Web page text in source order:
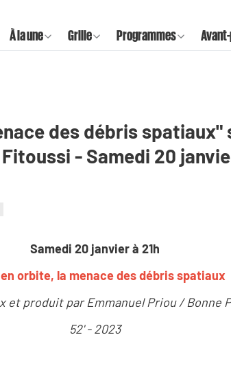
À la une Grille Programmes
des débris spatiaux"
- Samedi 20
Samedi 20 janvier à 21h
orbite, la menace des débris spatiaux
et produit par Emmanuel Priou / Bonne
52' - 2023